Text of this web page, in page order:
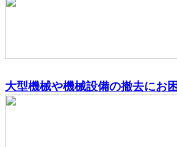
大型機械や機械設備の撤去にお